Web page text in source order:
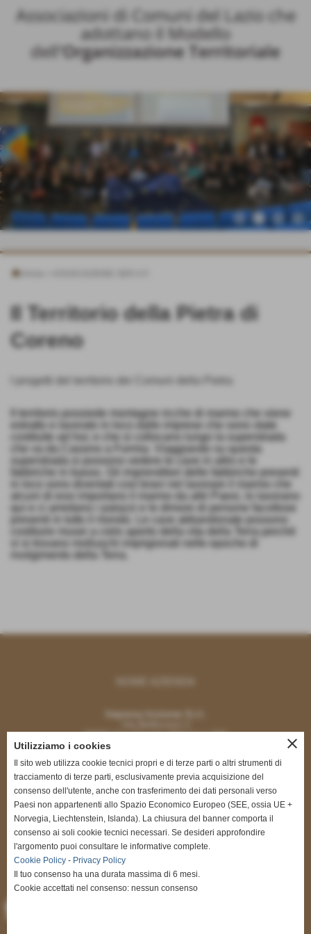
Associazioni di Comuni del Lazio che
adottano il Modello
dell'Organizzazione Territoriale
Il Territorio della Pietra di
Coreno
I progetti del territorio dei Comuni della Pietra
Il territorio possiede montagne ricche di marmo che viene
estratto e lavorato in loco dalle imprese che sono state
costituite ad hoc e che si collocano lungo la superstrada
che va da Cassino a Formia. Viaggiando su questa
superstrada si possono vedere le cave in altro e le
fabbriche in basso. Gli imprenditori delle fabbriche presenti
in loco sono diventati così bravi nel lavorare il marmo che
alcuni di essi importano il marmo da altri Paesi, lo lavorano
qui e ci arredano i palazzi e le dimore di persone facoltose
presenti in tutto il mondo. Le cave abbandonate possono
costituire musei a cielo aperto della vita della Terra perché
vi si trovano molluschi imprigionati nelle epoche di
rivolgimento della Terra.
Impresa Insieme S.r.l.
20097 San Donato Milanese (MI)
CONTATTI
renatodigregorio@impresainsieme.com
segreteria@impresainsieme.com
Tel. 335.5464451
close
Utilizziamo i cookies
Il sito web utilizza cookie tecnici propri e di terze parti o altri strumenti di
tracciamento di terze parti, esclusivamente previa acquisizione del
consenso dell'utente, anche con trasferimento dei dati personali verso
Paesi non appartenenti allo Spazio Economico Europeo (SEE, ossia UE +
Norvegia, Liechtenstein, Islanda). La chiusura del banner comporta il
consenso ai soli cookie tecnici necessari. Se desideri approfondire
l'argomento puoi consultare le informative complete.
Cookie Policy - Privacy Policy
Il tuo consenso ha una durata massima di 6 mesi.
Cookie accettati nel consenso: nessun consenso